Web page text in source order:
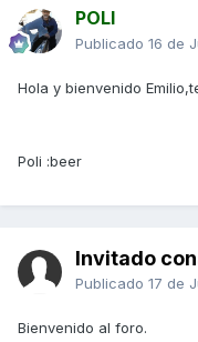
POLI
Publicado 16 de
Hola y bienvenido
Poli :beer
Invitado
Publicado 17 de
Bienvenido al foro.